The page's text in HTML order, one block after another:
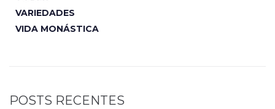
VARIEDADES
VIDA MONÁSTICA
POSTS RECENTES